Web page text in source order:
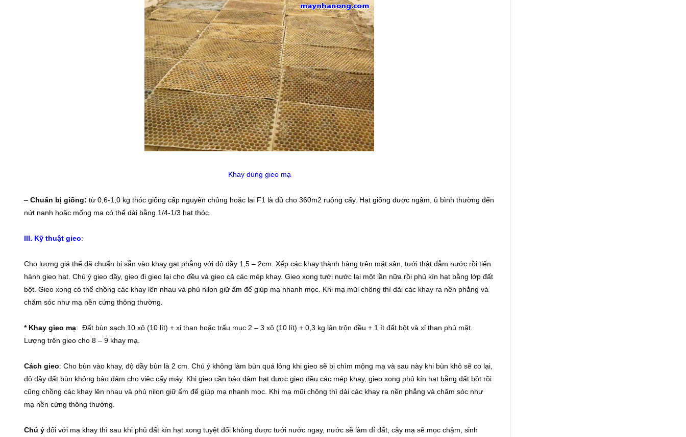
Khay dùng gieo mạ
– Chuẩn bị giống: từ 0,6-1,0 kg thóc giống cấp nguyên chủng hoặc lai F1 là đủ cho 360m2 ruộng cấy. Hạt giống được ngâm, ủ bình thường đến
nứt nanh hoặc mống mạ có thể dài bằng 1/4-1/3 hạt thóc.
III. Kỹ thuật gieo:
Cho lượng giá thể đã chuẩn bị sẵn vào khay gạt phẳng với độ dầy 1,5 – 2cm. Xếp các khay thành hàng trên mặt sân, tưới thật đẫm nước rồi tiến
hành gieo hạt. Chú ý gieo dầy, gieo đi gieo lại cho đều và gieo cả các mép khay. Gieo xong tưới nước lại một lần nữa rồi phủ kín hạt bằng lớp đất
bột. Gieo xong có thể chồng các khay lên nhau và phủ nilon giữ ấm để giúp mạ nhanh mọc. Khi mạ mũi chông thì dải các khay ra nền phẳng và
chăm sóc như mạ nền cứng thông thường.
* Khay gieo mạ: Ðất bùn sạch 10 xô (10 lít) + xỉ than hoặc trấu mục 2 – 3 xô (10 lít) + 0,3 kg lân trộn đều + 1 ít đất bột và xỉ than phủ mặt.
Lượng trên gieo cho 8 – 9 khay mạ.
Cách gieo: Cho bùn vào khay, độ dầy bùn là 2 cm. Chú ý không làm bùn quá lỏng khi gieo sẽ bị chìm mộng mạ và sau này khi bùn khô sẽ co lại,
độ dầy đất bùn không bảo đảm cho việc cấy máy. Khi gieo cần bảo đảm hạt được gieo đều các mép khay, gieo xong phủ kín hạt bằng đất bột rồi
cũng chồng các khay lên nhau và phủ nilon giữ ấm để giúp mạ nhanh mọc. Khi mạ mũi chông thì dải các khay ra nền phẳng và chăm sóc như
mạ nền cứng thông thường.
Chú ý đối với mạ khay thì sau khi phủ đất kín hạt xong tuyệt đối không được tưới nước ngay, nước sẽ làm dí đất, cây mạ sẽ mọc chậm, sinh